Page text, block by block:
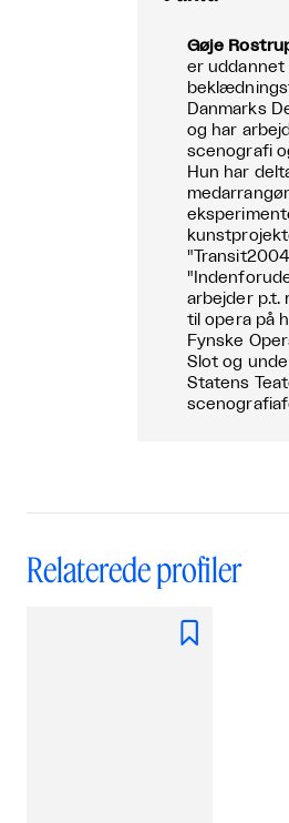
Gøje
er uddannet
Danmarks
og har
scenografi
Hun har
arbejder p.t.
til opera på
Fynske
Slot og
Statens
Relaterede profiler
